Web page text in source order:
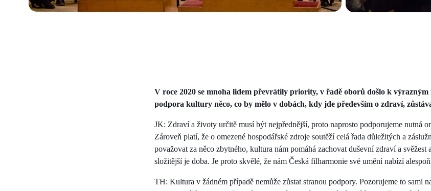
V roce 2020 se mnoha lidem převrátily priority, v řadě oborů došlo k
podpora kultury něco, co by mělo v dobách, kdy jde především o zdraví,
JK: Zdraví a životy určitě musí být nejpřednější, proto naprosto podporujeme nutná
Zároveň platí, že o omezené hospodářské zdroje soutěží celá řada důležitých a
považovat za něco zbytného, kultura nám pomáhá zachovat duševní zdraví a
složitější je doba. Je proto skvělé, že nám Česká filharmonie své umění nabízí
TH: Kultura v žádném případě nemůže zůstat stranou podpory. Pozorujeme to sami